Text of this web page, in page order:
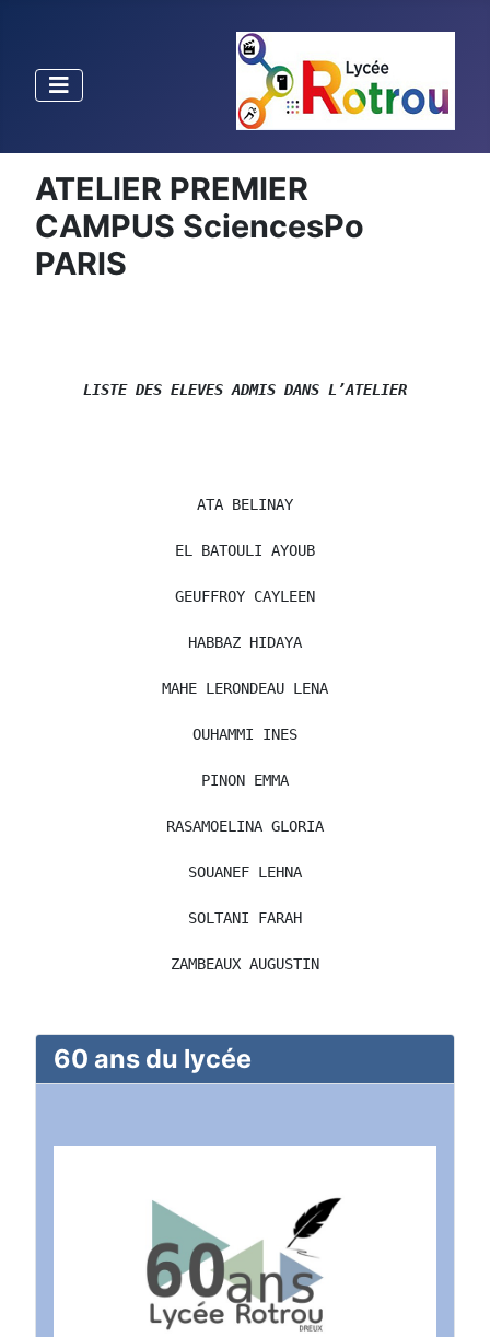
ATELIER PREMIER
CAMPUS SciencesPo
PARIS
LISTE DES ELEVES ADMIS DANS L’ATELIER
ATA BELINAY
EL BATOULI AYOUB
GEUFFROY CAYLEEN
HABBAZ HIDAYA
MAHE LERONDEAU LENA
OUHAMMI INES
PINON EMMA
RASAMOELINA GLORIA
SOUANEF LEHNA
SOLTANI FARAH
ZAMBEAUX AUGUSTIN
60 ans du lycée